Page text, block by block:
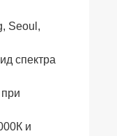
Seoul,
спектра
и